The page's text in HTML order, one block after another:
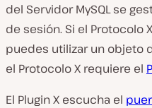
del Servidor MySQL se
de sesión. Si el Protocolo
puedes utilizar un objeto
el Protocolo X requiere el
El Plugin X escucha el